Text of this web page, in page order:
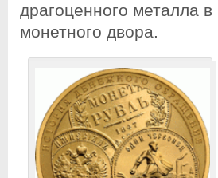
драгоценного металла
монетного двора.